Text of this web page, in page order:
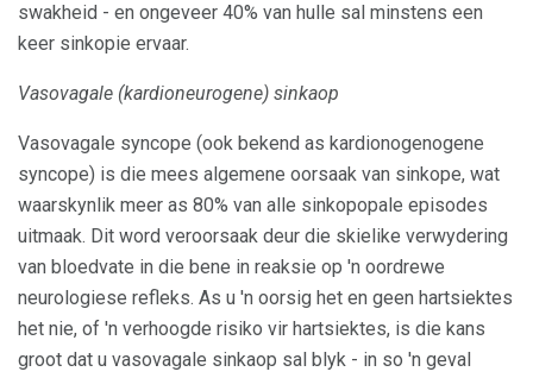
swakheid - en ongeveer 40% van hulle sal minstens een
keer sinkopie ervaar.
Vasovagale (kardioneurogene) sinkaop
Vasovagale syncope (ook bekend as kardionogenogene
syncope) is die mees algemene oorsaak van sinkope, wat
waarskynlik meer as 80% van alle sinkopopale episodes
uitmaak. Dit word veroorsaak deur die skielike verwydering
van bloedvate in die bene in reaksie op 'n oordrewe
neurologiese refleks. As u 'n oorsig het en geen hartsiektes
het nie, of 'n verhoogde risiko vir hartsiektes, is die kans
groot dat u vasovagale sinkaop sal blyk - in so 'n geval